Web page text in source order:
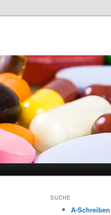
SUCHE
A-Schreiben